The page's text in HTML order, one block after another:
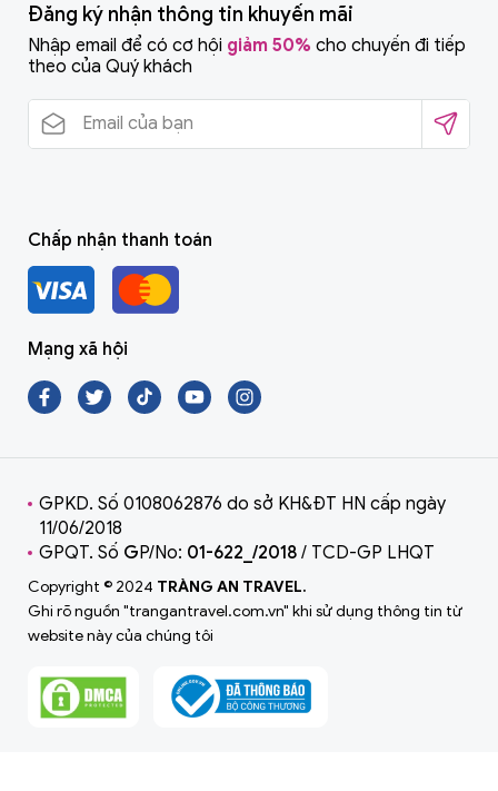
Đăng ký nhận thông tin khuyến mãi
Nhập email để có cơ hội giảm 50% cho chuyến đi tiếp
theo của Quý khách
Chấp nhận thanh toán
Mạng xã hội
GPKD. Số 0108062876 do sở KH&ĐT HN cấp ngày
11/06/2018
GPQT. Số GP/No: 01-622_/2018 / TCD-GP LHQT
Copyright © 2024 TRÀNG AN TRAVEL.
Ghi rõ nguồn "trangantravel.com.vn" khi sử dụng thông tin từ
website này của chúng tôi